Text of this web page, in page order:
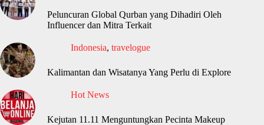
Peluncuran Global Qurban yang Dihadiri Oleh
Influencer dan Mitra Terkait
Indonesia, travelogue
Kalimantan dan Wisatanya Yang Perlu di Explore
Hot News
Kejutan 11.11 Menguntungkan Pecinta Makeup